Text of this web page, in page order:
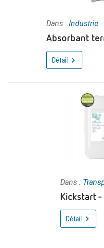
Dans : Industrie
Absorbant
Détail
Dans :
Kickstart
Détail